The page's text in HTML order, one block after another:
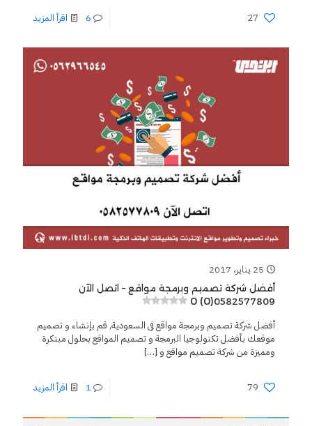
27
6 اقرأ المزيد
25 يناير، 2017
أفضل شركة تصميم وبرمجة مواقع – اتصل الآن
0582577809
0 (0)
أفضل شركة تصميم وبرمجة مواقع فى السعودية, قم بإنشاء و تصميم
موقعك بأفضل تكنولوجيا البرمجة و تصميم المواقع بحلول مبتكرة
ومميزة من شركة تصميم مواقع و […]
79
1 اقرأ المزيد